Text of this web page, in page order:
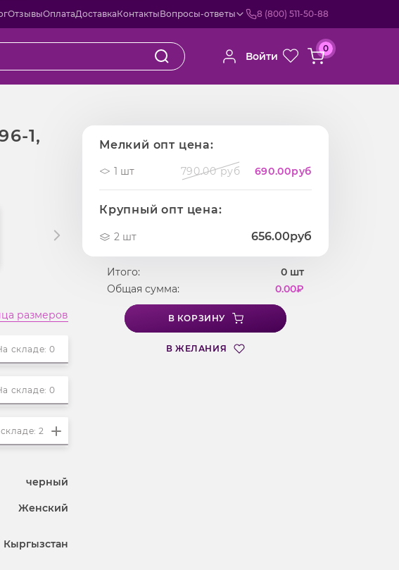
ОтзывыОплатаДоставкаКонтактыВопросы-ответы 8 (800) 511-50-88
Войти
0
1,
размеров
складе: 0
складе: 0
2
черный
Женский
Кыргызстан
Мелкий опт цена:
1 шт 790.00 руб 690.00руб
Крупный опт цена:
2 шт 656.00руб
Итого: 0 шт
Общая сумма:
0.00₽
В КОРЗИНУ
В ЖЕЛАНИЯ